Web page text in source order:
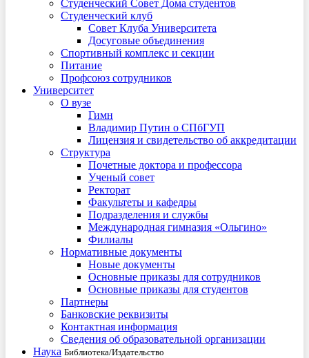
Студенческий Совет Дома студентов
Студенческий клуб
Совет Клуба Университета
Досуговые объединения
Спортивный комплекс и секции
Питание
Профсоюз сотрудников
Университет
О вузе
Гимн
Владимир Путин о СПбГУП
Лицензия и свидетельство об аккредитации
Структура
Почетные доктора и профессора
Ученый совет
Ректорат
Факультеты и кафедры
Подразделения и службы
Международная гимназия «Ольгино»
Филиалы
Нормативные документы
Новые документы
Основные приказы для сотрудников
Основные приказы для студентов
Партнеры
Банковские реквизиты
Контактная информация
Сведения об образовательной организации
Наука Библиотека/Издательство